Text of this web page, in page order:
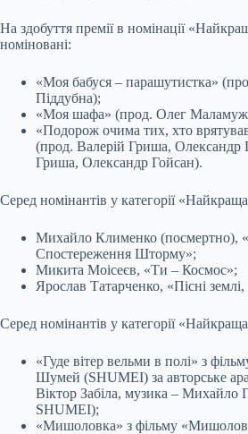
На здобуття премії в номінації
номіновані:
«Моя бабуся – парашутистка»
Піддубна);
«Моя шафа» (прод. Олег
«Подорож очима тих, хто
(прод. Валерій Гриша, Олександр
Гриша, Олександр Гойсан).
Серед номінантів у категорії
Михайло Клименко (посмертно),
Спостереження Шторму»;
Микита Моісеєв, «Ти – Космос»;
Ярослав Татарченко, «Пісні
Серед номінантів у категорії
«Гуде вітер вельми в полі» з
Шумей (SHUMEI) за авторське
Віктор Забіла, музика – Михайло
SHUMEI);
«Мишоловка» з фільму